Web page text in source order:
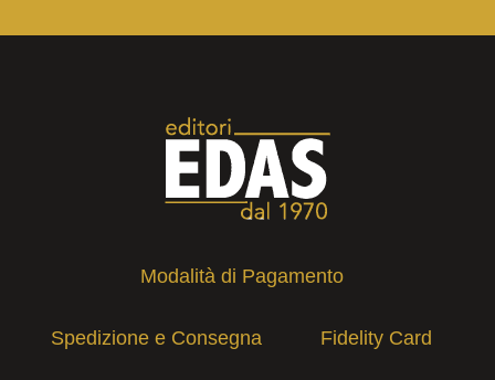
Modalità di Pagamento
Spedizione e Consegna Fidelity Card